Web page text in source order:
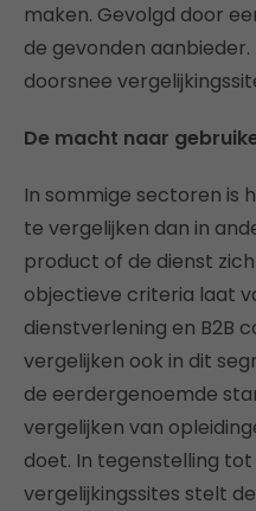
maken. Gevolgd door
de gevonden
doorsnee
De macht naar
In sommige sectoren is
te vergelijken dan in
product of de dienst
objectieve criteria laat
dienstverlening en B2B
vergelijken ook in dit
de eerdergenoemde
vergelijken van
doet. In tegenstelling
vergelijkingssites stelt